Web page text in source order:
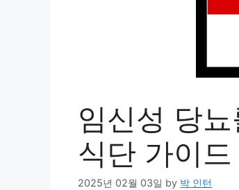
임신성 당
식단 가이드
2025년 02월 03일 by 박 인턴